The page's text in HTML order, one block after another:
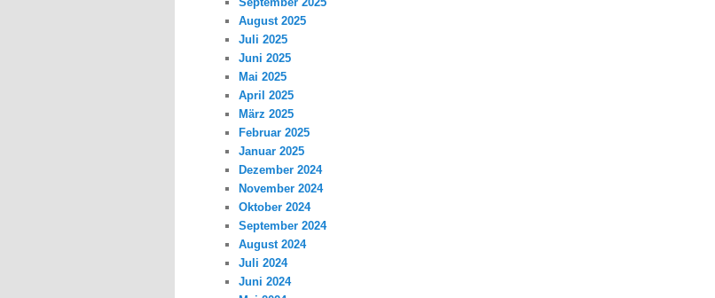
August 2025
Juli 2025
Juni 2025
Mai 2025
April 2025
März 2025
Februar 2025
Januar 2025
Dezember 2024
November 2024
Oktober 2024
September 2024
August 2024
Juli 2024
Juni 2024